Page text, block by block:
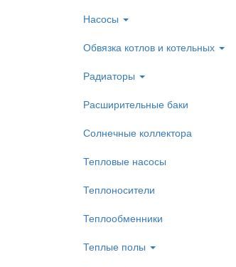
Насосы
Обвязка котлов и котельных
Радиаторы
Расширительные баки
Солнечные коллектора
Тепловые насосы
Теплоносители
Теплообменники
Теплые полы